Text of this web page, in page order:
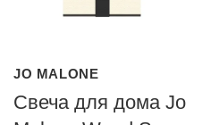
JO MALONE
Свеча для дома Jo